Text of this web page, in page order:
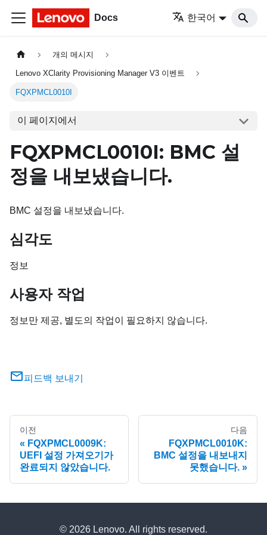
Docs 한국어
개의 메시지
Lenovo XClarity Provisioning Manager V3 이벤트
FQXPMCL0010I
이 페이지에서
FQXPMCL0010I: BMC 설
정을 내보냈습니다.
BMC 설정을 내보냈습니다.
심각도
정보
사용자 작업
정보만 제공, 별도의 작업이 필요하지 않습니다.
피드백 보내기
이전
FQXPMCL0009K:
UEFI 설정 가져오기가
완료되지 않았습니다.
다음
FQXPMCL0010K:
BMC 설정을 내보내지
못했습니다.
© 2026 Lenovo. All rights reserved.